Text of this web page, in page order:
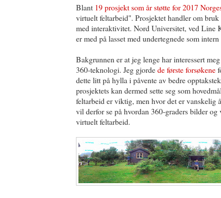
Blant 19 prosjekt som år støtte for 2017
virtuelt feltarbeid". Prosjektet handler om
med interaktivitet. Nord Universitet, ved Line
er med på lasset med undertegnede som
Bakgrunnen er at jeg lenge har interessert
360-teknologi. Jeg gjordede første forsøkene
dette litt på hylla i påvente av bedre
prosjektets kan dermed sette seg som
feltarbeid er viktig, men hvor det er vanskelig
vil derfor se på hvordan 360-graders bilder
virtuelt feltarbeid.